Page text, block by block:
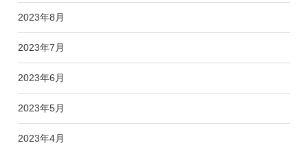
2023年8月
2023年7月
2023年6月
2023年5月
2023年4月